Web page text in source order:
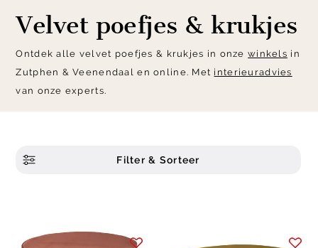
Velvet poefjes & krukjes
Ontdek alle velvet poefjes & krukjes in onze winkels in
Zutphen & Veenendaal en online. Met interieuradvies
van onze experts.
Filter & Sorteer